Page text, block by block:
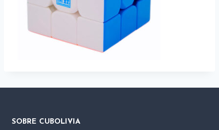
SOBRE CUBOLIVIA